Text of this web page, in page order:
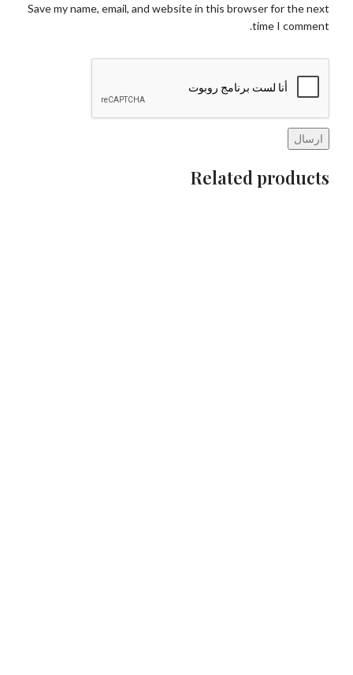
Save my name, email, and website in this browser for the next
time I comment.
Related products